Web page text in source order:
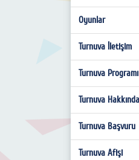
Oyunlar
Mangala
Reverse
Pentago
Go
Turnuva İletişim
Turnuva Programı
Turnuva Hakkında
Turnuva Başvuru
Turnuva Afişi